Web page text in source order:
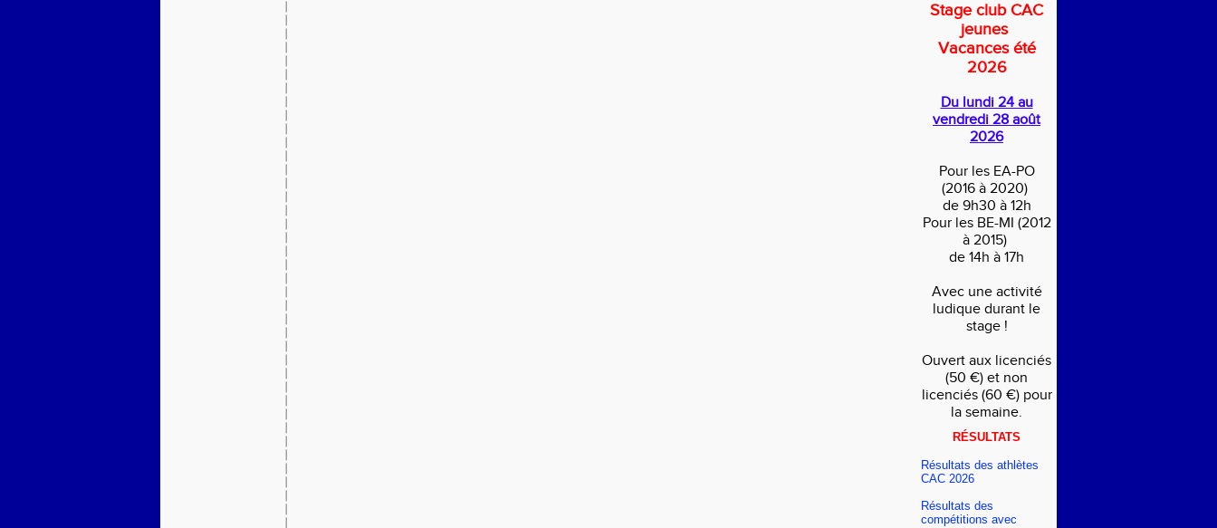
Stage club CAC
jeunes
Vacances été
2026
Du lundi 24 au
vendredi 28 août
2026
Pour les EA-PO
(2016 à 2020)
de 9h30 à 12h
Pour les BE-MI (2012
à 2015)
de 14h à 17h
Avec une activité
ludique durant le
stage !
Ouvert aux licenciés
(50 €) et non
licenciés (60 €) pour
la semaine.
RÉSULTATS
Résultats des athlètes
CAC 2026
Résultats des
compétitions avec